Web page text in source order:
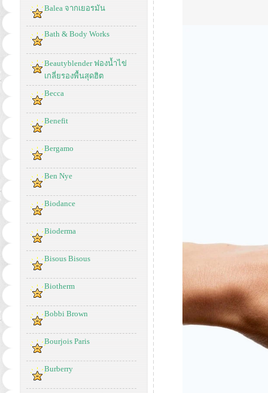
Balea จากเยอรมัน
Bath & Body Works
Beautyblender ฟองน้ำไข่
เกลี่ยรองพื้นสุดฮิต
Becca
Benefit
Bergamo
Ben Nye
Biodance
Bioderma
Bisous Bisous
Biotherm
Bobbi Brown
Bourjois Paris
Burberry